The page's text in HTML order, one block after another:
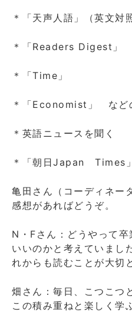
＊「天声人語」（英文対
＊「Readers Digest」
＊「Time」
＊「Economist」 など
＊英語ニュースを聞く
＊「朝日Japan Times
亀田さん（コーディネー
感想があればどうぞ。
N・Fさん：どうやって
いいのかと考えていまし
れからも読むことが大切
畑さん：毎日、こつこつ
この積み重ねと楽しく学